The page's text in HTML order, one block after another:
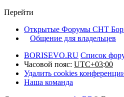
Перейти
Открытые Форумы СНТ
Общение для владельцев
BORISEVO.RU Список
Часовой пояс: UTC+03:00
Удалить cookies
Наша команда